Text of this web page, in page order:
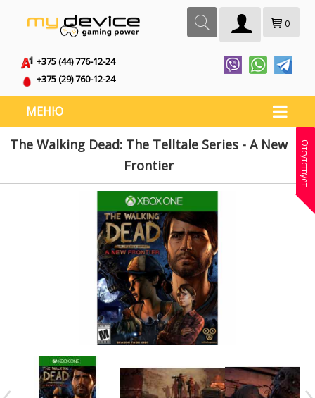
0
+375 (44) 776-12-24
+375 (29) 760-12-24
МЕНЮ
The Walking Dead: The Telltale Series - A New
Frontier
Отсутствует